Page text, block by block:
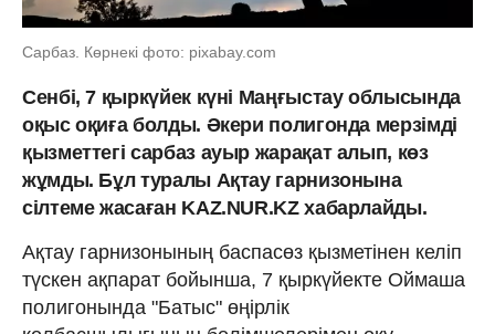
Сарбаз. Көрнекі фото: pixabay.com
Сенбі, 7 қыркүйек күні Маңғыстау облысында
оқыс оқиға болды. Әкери полигонда мерзімді
қызметтегі сарбаз ауыр жарақат алып, көз
жұмды. Бұл туралы Ақтау гарнизонына
сілтеме жасаған KAZ.NUR.KZ хабарлайды.
Ақтау гарнизонының баспасөз қызметінен келіп
түскен ақпарат бойынша, 7 қыркүйекте Оймаша
полигонында "Батыс" өңірлік